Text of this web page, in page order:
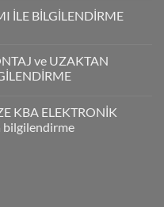
İLE BİLGİLENDİRME
ve UZAKTAN
KBA ELEKTRONİK
bilgilendirme